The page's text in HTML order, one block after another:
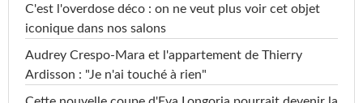
C'est l'overdose déco : on ne veut plus voir cet objet
iconique dans nos salons
Audrey Crespo-Mara et l'appartement de Thierry
Ardisson : "Je n'ai touché à rien"